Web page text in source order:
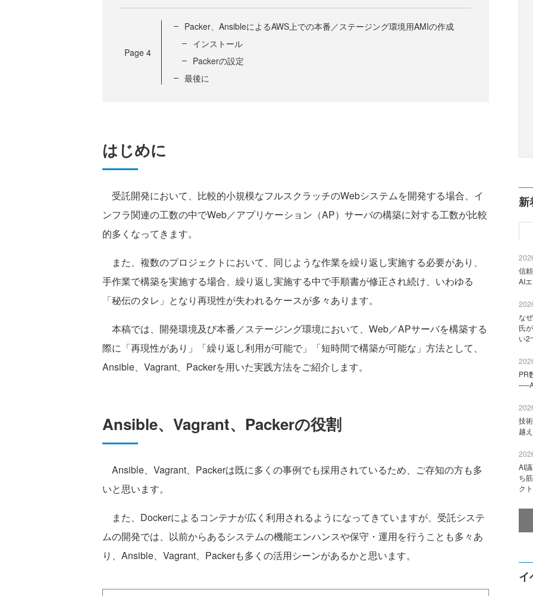
Page 4
Packer、AnsibleによるAWS上での本番／ステージング環境用AMIの作成
インストール
Packerの設定
最後に
はじめに
受託開発において、比較的小規模なフルスクラッチのWebシステムを開発する場合、イ
ンフラ関連の工数の中でWeb／アプリケーション（AP）サーバの構築に対する工数が比較
的多くなってきます。
また、複数のプロジェクトにおいて、同じような作業を繰り返し実施する必要があり、
手作業で構築を実施する場合、繰り返し実施する中で手順書が修正され続け、いわゆる
「秘伝のタレ」となり再現性が失われるケースが多々あります。
本稿では、開発環境及び本番／ステージング環境において、Web／APサーバを構築する
際に「再現性があり」「繰り返し利用が可能で」「短時間で構築が可能な」方法として、
Ansible、Vagrant、Packerを用いた実践方法をご紹介します。
Ansible、Vagrant、Packerの役割
Ansible、Vagrant、Packerは既に多くの事例でも採用されているため、ご存知の方も多
いと思います。
また、Dockerによるコンテナが広く利用されるようになってきていますが、受託システ
ムの開発では、以前からあるシステムの機能エンハンスや保守・運用を行うことも多々あ
り、Ansible、Vagrant、Packerも多くの活用シーンがあるかと思います。
新
信
AI
な
氏
い2
PR
技
越
AI
ち
ク
イ